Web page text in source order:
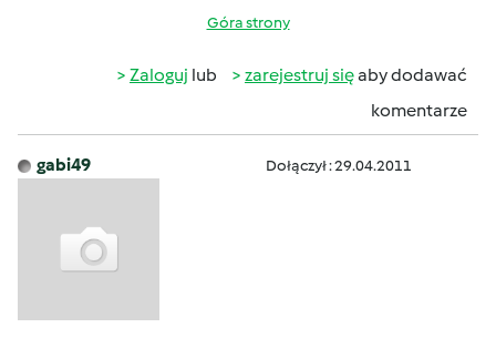
Góra strony
Zaloguj lub zarejestruj sięaby dodawać
komentarze
gabi49 Dołączył : 29.04.2011